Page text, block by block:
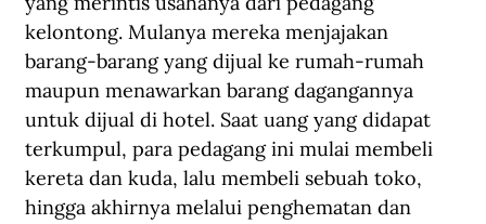
kelontong. Mulanya mereka menjajakan
barang-barang yang dijual ke rumah-rumah
maupun menawarkan barang dagangannya
untuk dijual di hotel. Saat uang yang didapat
terkumpul, para pedagang ini mulai membeli
kereta dan kuda, lalu membeli sebuah toko,
hingga akhirnya melalui penghematan dan